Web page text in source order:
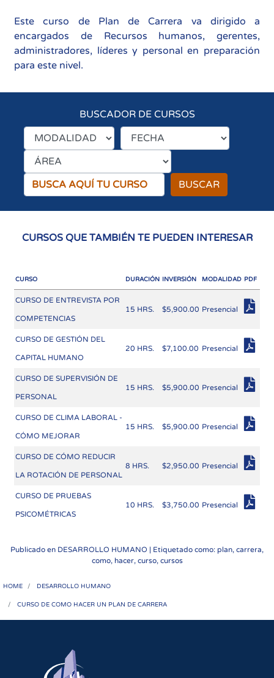
Este curso de Plan de Carrera va dirigido a
encargados de Recursos humanos, gerentes,
administradores, líderes y personal en preparación
para este nivel.
BUSCADOR DE CURSOS
BUSCAR
CURSOS QUE TAMBIÉN TE PUEDEN INTERESAR
CURSO DURACIÓN INVERSIÓN MODALIDAD PDF
CURSO DE ENTREVISTA POR
COMPETENCIAS
15 HRS. $5,900.00 Presencial
CURSO DE GESTIÓN DEL
CAPITAL HUMANO
20 HRS. $7,100.00 Presencial
CURSO DE SUPERVISIÓN DE
PERSONAL
15 HRS. $5,900.00 Presencial
CURSO DE CLIMA LABORAL -
CÓMO MEJORAR
15 HRS. $5,900.00 Presencial
CURSO DE CÓMO REDUCIR
LA ROTACIÓN DE PERSONAL
8 HRS. $2,950.00 Presencial
CURSO DE PRUEBAS
PSICOMÉTRICAS
10 HRS. $3,750.00 Presencial
Publicado en DESARROLLO HUMANO | Etiquetado como: plan, carrera,
como, hacer, curso, cursos
HOME DESARROLLO HUMANO
CURSO DE COMO HACER UN PLAN DE CARRERA